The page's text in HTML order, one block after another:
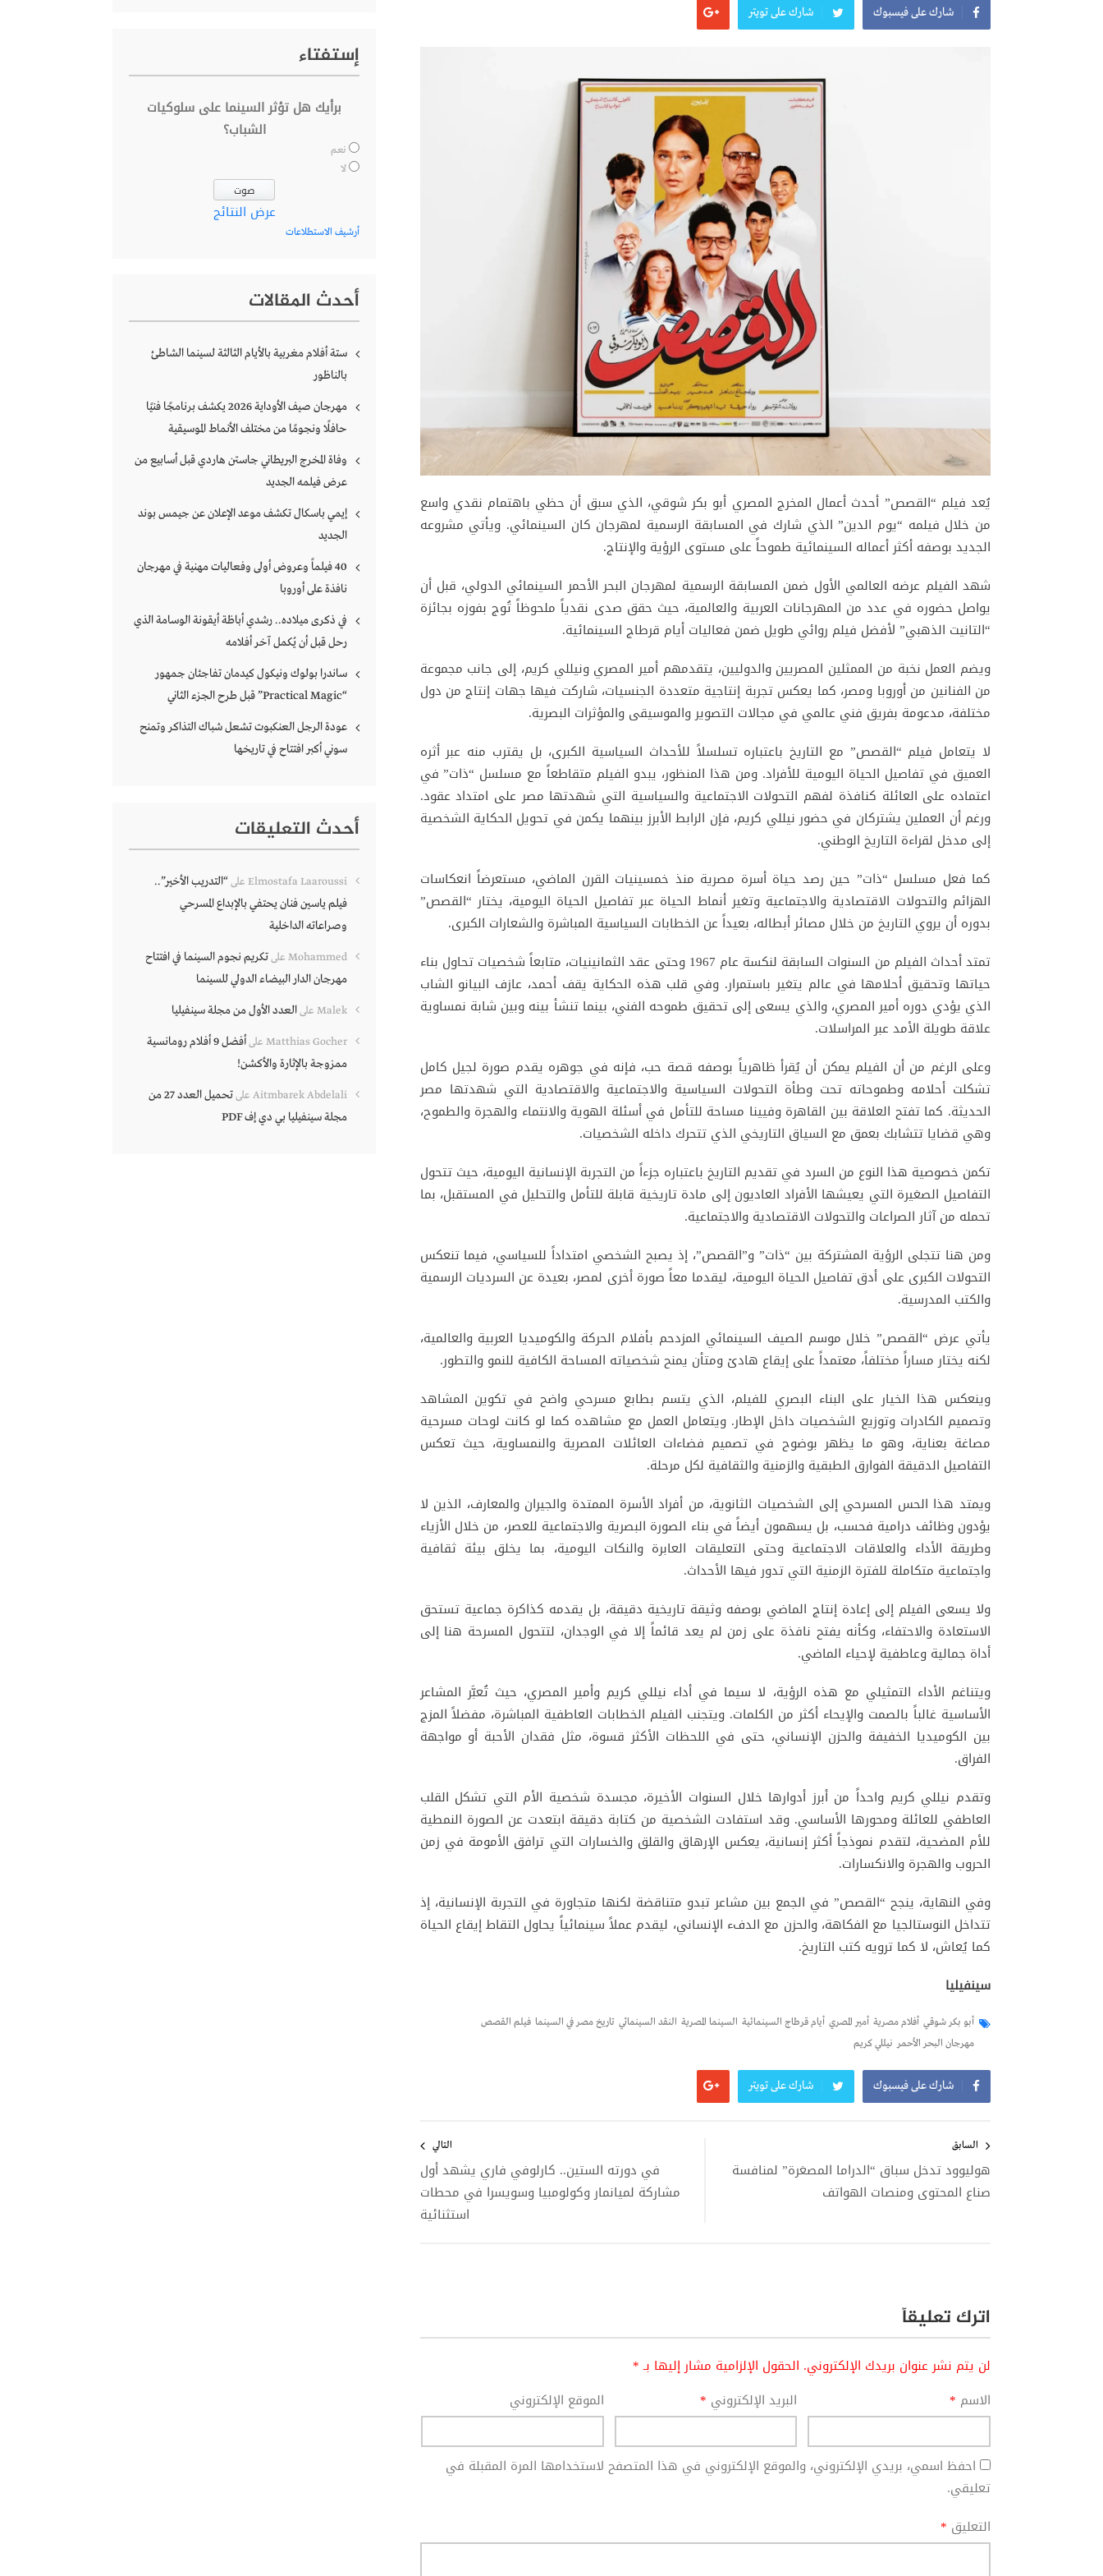
شارك على فيسبوك شارك على تويتر
يُعد فيلم “القصص” أحدث أعمال المخرج المصري أبو بكر شوقي، الذي سبق أن حظي باهتمام نقدي واسع
من خلال فيلمه “يوم الدين” الذي شارك في المسابقة الرسمية لمهرجان كان السينمائي. ويأتي مشروعه
الجديد بوصفه أكثر أعماله السينمائية طموحاً على مستوى الرؤية والإنتاج.
شهد الفيلم عرضه العالمي الأول ضمن المسابقة الرسمية لمهرجان البحر الأحمر السينمائي الدولي، قبل أن
يواصل حضوره في عدد من المهرجانات العربية والعالمية، حيث حقق صدى نقدياً ملحوظاً تُوج بفوزه بجائزة
“التانيت الذهبي” لأفضل فيلم روائي طويل ضمن فعاليات أيام قرطاج السينمائية.
ويضم العمل نخبة من الممثلين المصريين والدوليين، يتقدمهم أمير المصري ونيللي كريم، إلى جانب مجموعة
من الفنانين من أوروبا ومصر، كما يعكس تجربة إنتاجية متعددة الجنسيات، شاركت فيها جهات إنتاج من دول
مختلفة، مدعومة بفريق فني عالمي في مجالات التصوير والموسيقى والمؤثرات البصرية.
لا يتعامل فيلم “القصص” مع التاريخ باعتباره تسلسلاً للأحداث السياسية الكبرى، بل يقترب منه عبر أثره
العميق في تفاصيل الحياة اليومية للأفراد. ومن هذا المنظور، يبدو الفيلم متقاطعاً مع مسلسل “ذات” في
اعتماده على العائلة كنافذة لفهم التحولات الاجتماعية والسياسية التي شهدتها مصر على امتداد عقود.
ورغم أن العملين يشتركان في حضور نيللي كريم، فإن الرابط الأبرز بينهما يكمن في تحويل الحكاية الشخصية
إلى مدخل لقراءة التاريخ الوطني.
كما فعل مسلسل “ذات” حين رصد حياة أسرة مصرية منذ خمسينيات القرن الماضي، مستعرضاً انعكاسات
الهزائم والتحولات الاقتصادية والاجتماعية وتغير أنماط الحياة عبر تفاصيل الحياة اليومية، يختار “القصص”
بدوره أن يروي التاريخ من خلال مصائر أبطاله، بعيداً عن الخطابات السياسية المباشرة والشعارات الكبرى.
تمتد أحداث الفيلم من السنوات السابقة لنكسة عام 1967 وحتى عقد الثمانينيات، متابعاً شخصيات تحاول بناء
حياتها وتحقيق أحلامها في عالم يتغير باستمرار. وفي قلب هذه الحكاية يقف أحمد، عازف البيانو الشاب
الذي يؤدي دوره أمير المصري، والذي يسعى إلى تحقيق طموحه الفني، بينما تنشأ بينه وبين شابة نمساوية
علاقة طويلة الأمد عبر المراسلات.
وعلى الرغم من أن الفيلم يمكن أن يُقرأ ظاهرياً بوصفه قصة حب، فإنه في جوهره يقدم صورة لجيل كامل
تشكلت أحلامه وطموحاته تحت وطأة التحولات السياسية والاجتماعية والاقتصادية التي شهدتها مصر
الحديثة. كما تفتح العلاقة بين القاهرة وفيينا مساحة للتأمل في أسئلة الهوية والانتماء والهجرة والطموح،
وهي قضايا تتشابك بعمق مع السياق التاريخي الذي تتحرك داخله الشخصيات.
تكمن خصوصية هذا النوع من السرد في تقديم التاريخ باعتباره جزءاً من التجربة الإنسانية اليومية، حيث تتحول
التفاصيل الصغيرة التي يعيشها الأفراد العاديون إلى مادة تاريخية قابلة للتأمل والتحليل في المستقبل، بما
تحمله من آثار الصراعات والتحولات الاقتصادية والاجتماعية.
ومن هنا تتجلى الرؤية المشتركة بين “ذات” و”القصص”، إذ يصبح الشخصي امتداداً للسياسي، فيما تنعكس
التحولات الكبرى على أدق تفاصيل الحياة اليومية، ليقدما معاً صورة أخرى لمصر، بعيدة عن السرديات الرسمية
والكتب المدرسية.
يأتي عرض “القصص” خلال موسم الصيف السينمائي المزدحم بأفلام الحركة والكوميديا العربية والعالمية،
لكنه يختار مساراً مختلفاً، معتمداً على إيقاع هادئ ومتأن يمنح شخصياته المساحة الكافية للنمو والتطور.
وينعكس هذا الخيار على البناء البصري للفيلم، الذي يتسم بطابع مسرحي واضح في تكوين المشاهد
وتصميم الكادرات وتوزيع الشخصيات داخل الإطار. ويتعامل العمل مع مشاهده كما لو كانت لوحات مسرحية
مصاغة بعناية، وهو ما يظهر بوضوح في تصميم فضاءات العائلات المصرية والنمساوية، حيث تعكس
التفاصيل الدقيقة الفوارق الطبقية والزمنية والثقافية لكل مرحلة.
ويمتد هذا الحس المسرحي إلى الشخصيات الثانوية، من أفراد الأسرة الممتدة والجيران والمعارف، الذين لا
يؤدون وظائف درامية فحسب، بل يسهمون أيضاً في بناء الصورة البصرية والاجتماعية للعصر، من خلال الأزياء
وطريقة الأداء والعلاقات الاجتماعية وحتى التعليقات العابرة والنكات اليومية، بما يخلق بيئة ثقافية
واجتماعية متكاملة للفترة الزمنية التي تدور فيها الأحداث.
ولا يسعى الفيلم إلى إعادة إنتاج الماضي بوصفه وثيقة تاريخية دقيقة، بل يقدمه كذاكرة جماعية تستحق
الاستعادة والاحتفاء، وكأنه يفتح نافذة على زمن لم يعد قائماً إلا في الوجدان، لتتحول المسرحة هنا إلى
أداة جمالية وعاطفية لإحياء الماضي.
ويتناغم الأداء التمثيلي مع هذه الرؤية، لا سيما في أداء نيللي كريم وأمير المصري، حيث تُعبَّر المشاعر
الأساسية غالباً بالصمت والإيحاء أكثر من الكلمات. ويتجنب الفيلم الخطابات العاطفية المباشرة، مفضلاً المزج
بين الكوميديا الخفيفة والحزن الإنساني، حتى في اللحظات الأكثر قسوة، مثل فقدان الأحبة أو مواجهة
الفراق.
وتقدم نيللي كريم واحداً من أبرز أدوارها خلال السنوات الأخيرة، مجسدة شخصية الأم التي تشكل القلب
العاطفي للعائلة ومحورها الأساسي. وقد استفادت الشخصية من كتابة دقيقة ابتعدت عن الصورة النمطية
للأم المضحية، لتقدم نموذجاً أكثر إنسانية، يعكس الإرهاق والقلق والخسارات التي ترافق الأمومة في زمن
الحروب والهجرة والانكسارات.
وفي النهاية، ينجح “القصص” في الجمع بين مشاعر تبدو متناقضة لكنها متجاورة في التجربة الإنسانية، إذ
تتداخل النوستالجيا مع الفكاهة، والحزن مع الدفء الإنساني، ليقدم عملاً سينمائياً يحاول التقاط إيقاع الحياة
كما يُعاش، لا كما ترويه كتب التاريخ.
سينفيليا
أبو بكر شوقي أفلام مصرية أمير المصري أيام قرطاج السينمائية السينما المصرية النقد السينمائي تاريخ مصر في السينما فيلم القصص
مهرجان البحر الأحمر نيللي كريم
شارك على فيسبوك شارك على تويتر
المقالات
السابق
هوليوود تدخل سباق “الدراما المصغرة” لمنافسة
صناع المحتوى ومنصات الهواتف
التالي
في دورته الستين.. كارلوفي فاري يشهد أول
مشاركة لميانمار وكولومبيا وسويسرا في محطات
استثنائية
اترك تعليقاً
لن يتم نشر عنوان بريدك الإلكتروني. الحقول الإلزامية مشار إليها بـ*
الاسم * البريد الإلكتروني * الموقع الإلكتروني
احفظ اسمي، بريدي الإلكتروني، والموقع الإلكتروني في هذا المتصفح لاستخدامها المرة المقبلة في
تعليقي.
التعليق *
إستفتاء
برأيك هل تؤثر السينما على سلوكيات
الشباب؟
نعم
لا
عرض النتائج
أرشيف الاستطلاعات
أحدث المقالات
ستة أفلام مغربية بالأيام الثالثة لسينما الشاطئ
بالناظور
مهرجان صيف الأوداية 2026 يكشف برنامجًا فنيًا
حافلًا ونجومًا من مختلف الأنماط الموسيقية
وفاة المخرج البريطاني جاستن هاردي قبل أسابيع من
عرض فيلمه الجديد
إيمي باسكال تكشف موعد الإعلان عن جيمس بوند
الجديد
40 فيلماً وعروض أولى وفعاليات مهنية في مهرجان
نافذة على أوروبا
في ذكرى ميلاده.. رشدي أباظة أيقونة الوسامة الذي
رحل قبل أن يُكمل آخر أفلامه
ساندرا بولوك ونيكول كيدمان تفاجئان جمهور
“Practical Magic” قبل طرح الجزء الثاني
عودة الرجل العنكبوت تشعل شباك التذاكر وتمنح
سوني أكبر افتتاح في تاريخها
أحدث التعليقات
Elmostafa Laaroussi على“التدريب الأخير”..
فيلم ياسين فنان يحتفي بالإبداع المسرحي
وصراعاته الداخلية
Mohammed علىتكريم نجوم السينما في افتتاح
مهرجان الدار البيضاء الدولي للسينما
Malek علىالعدد الأول من مجلة سينفيليا
Matthias Gocher على
أفضل 9 أفلام رومانسية
ممزوجة بالإثارة والأكشن!
Aitmbarek Abdelali على
تحميل العدد 27 من
مجلة سينفيليا بي دي إف PDF